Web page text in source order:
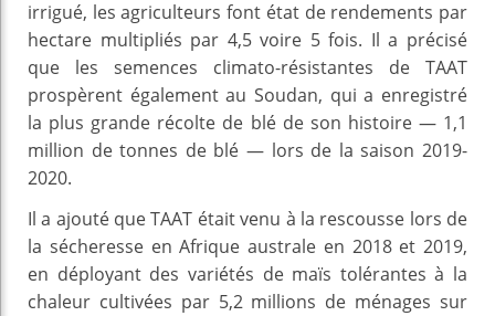
irrigué, les agriculteurs font état de rendements par
hectare multipliés par 4,5 voire 5 fois. Il a précisé
que les semences climato-résistantes de TAAT
prospèrent également au Soudan, qui a enregistré
la plus grande récolte de blé de son histoire — 1,1
million de tonnes de blé — lors de la saison 2019-
2020.
Il a ajouté que TAAT était venu à la rescousse lors de
la sécheresse en Afrique australe en 2018 et 2019,
en déployant des variétés de maïs tolérantes à la
chaleur cultivées par 5,2 millions de ménages sur